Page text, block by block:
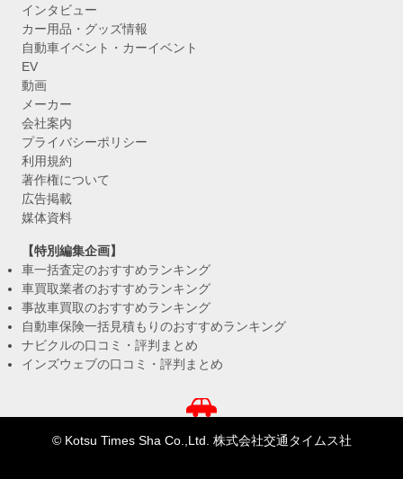
インタビュー
カー用品・グッズ情報
自動車イベント・カーイベント
EV
動画
メーカー
会社案内
プライバシーポリシー
利用規約
著作権について
広告掲載
媒体資料
【特別編集企画】
車一括査定のおすすめランキング
車買取業者のおすすめランキング
事故車買取のおすすめランキング
自動車保険一括見積もりのおすすめランキング
ナビクルの口コミ・評判まとめ
インズウェブの口コミ・評判まとめ
© Kotsu Times Sha Co.,Ltd. 株式会社交通タイムス社